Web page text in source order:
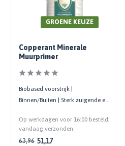
GROENE KEUZE
Copperant Minerale
Muurprimer
Biobased voorstrijk |
Binnen/Buiten | Sterk zuigende en
Op werkdagen voor 16:00 besteld,
vandaag verzonden
63,96 51,17